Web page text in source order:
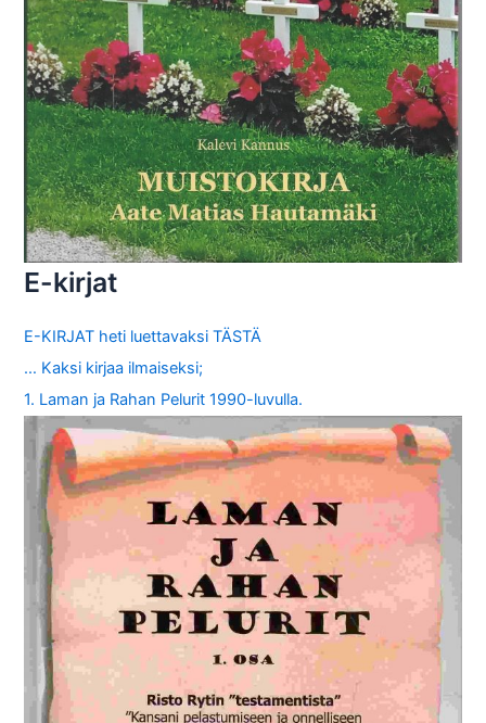
E-kirjat
E-KIRJAT heti luettavaksi TÄSTÄ
… Kaksi kirjaa ilmaiseksi;
1. Laman ja Rahan Pelurit 1990-luvulla.